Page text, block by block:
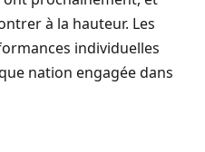
à la hauteur. Les
individuelles
nation engagée dans